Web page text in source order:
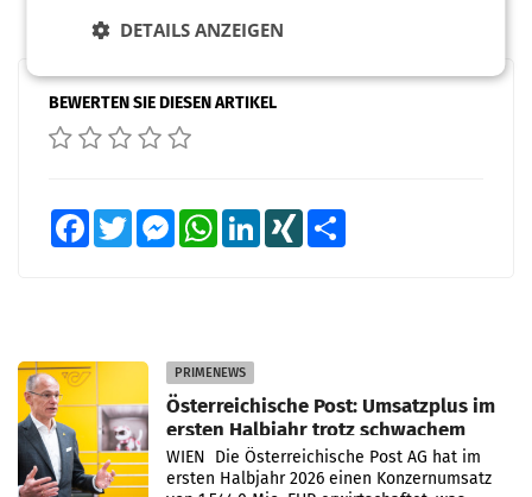
BEWERTEN SIE DIESEN ARTIKEL
FacebookTwitter MessengerWhatsAppLinkedInXING
PRIMENEWS
Österreichische Post: Umsatzplus im
ersten Halbjahr trotz schwachem
Briefgeschäft
WIEN Die Österreichische Post AG hat im
ersten Halbjahr 2026 einen Konzernumsatz
DETAILS ANZEIGEN